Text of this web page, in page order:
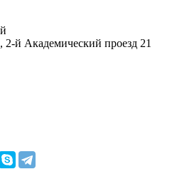
2-й Академический проезд 21